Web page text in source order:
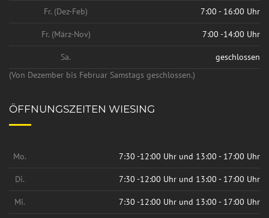
Fr. (Dez-Feb) 7:00 - 16:00 Uhr
Fr. (März-Nov) 7:00 -14:00 Uhr
Sa.
geschlossen
(Von Dezember bis Februar Samstags geschlossen.)
ÖFFNUNGSZEITEN WIESING
Mo. 7:30 -12:00 Uhr und 13:00 - 17:00 Uhr
Di. 7:30 -12:00 Uhr und 13:00 - 17:00 Uhr
Mi. 7:30 -12:00 Uhr und 13:00 - 17:00 Uhr